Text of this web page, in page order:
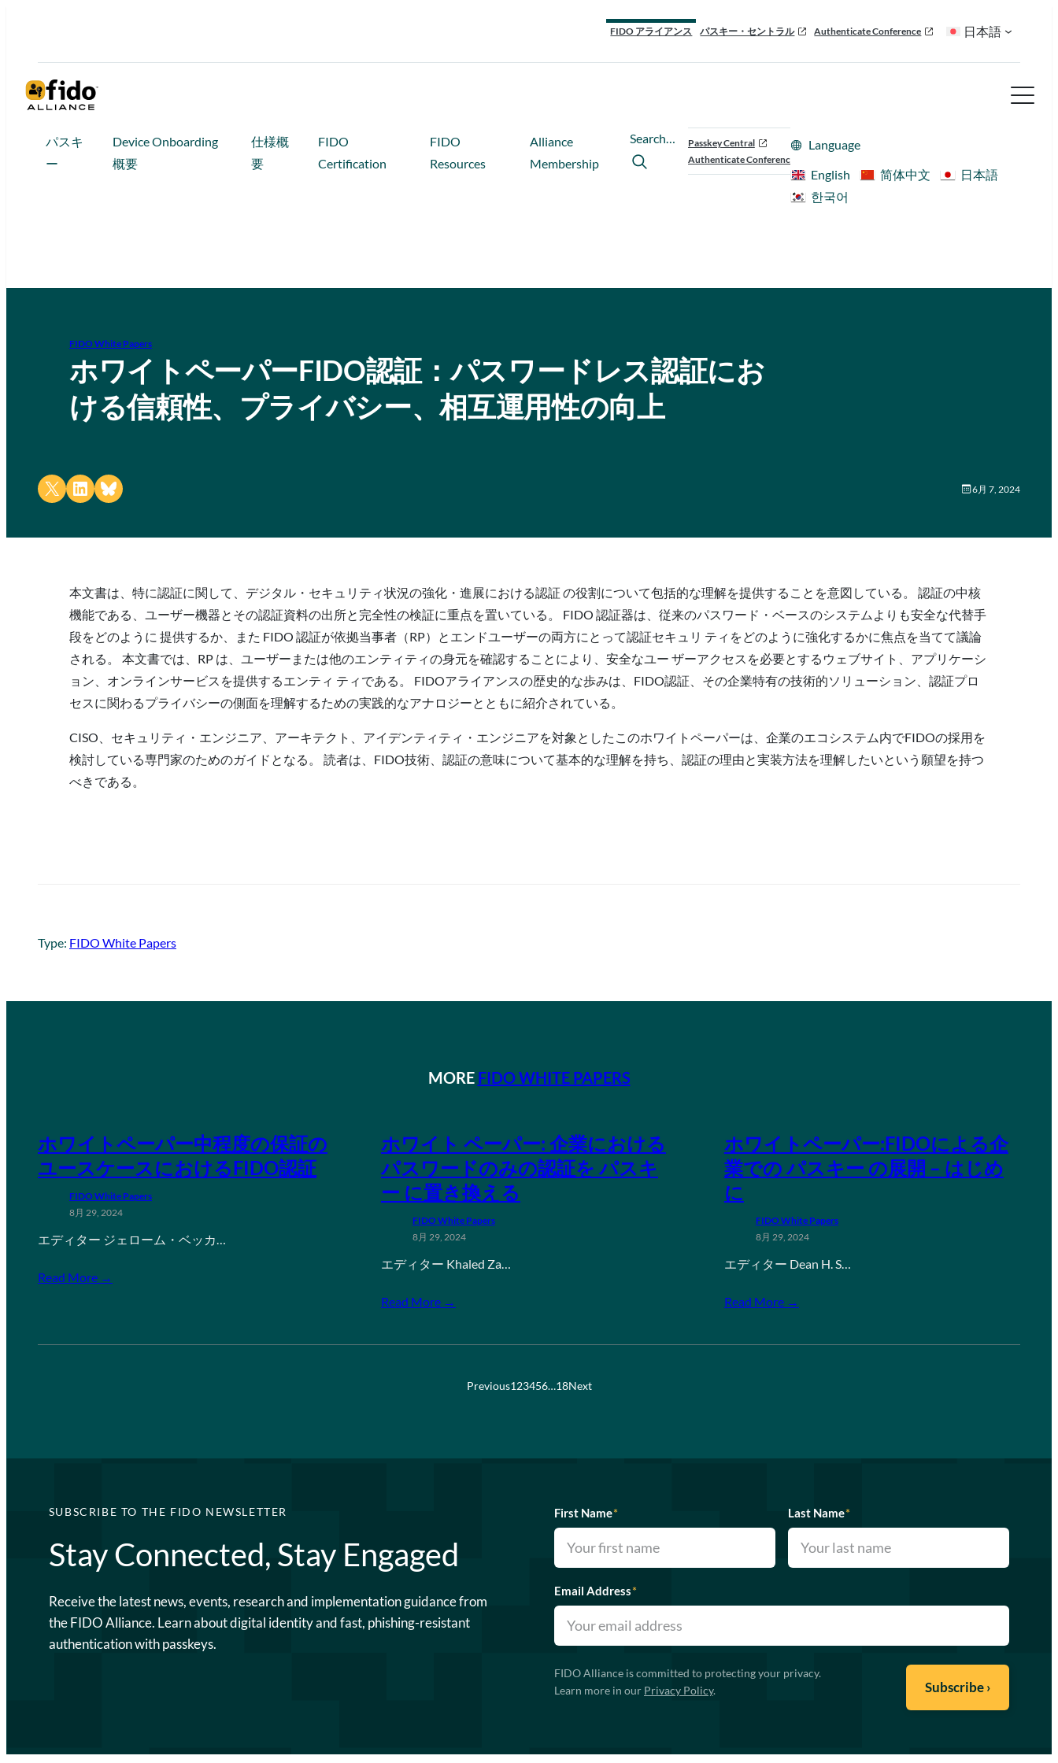
FIDO アライアンス パスキー・セントラル Authenticate Conference 日本語
パスキ
ー
Device Onboarding
概要
仕様概
要
FIDO
Certification
FIDO
Resources
Alliance
Membership
Search…
Passkey Central
Authenticate Conference
Language
English
简体中文
日本語
한국어
FIDO White Papers
ホワイトペーパーFIDO認証：パスワードレス認証にお
ける信頼性、プライバシー、相互運用性の向上
Share on X Share on LinkedIn
Share on Bluesky 6月 7, 2024
本文書は、特に認証に関して、デジタル・セキュリティ状況の強化・進展における認証 の役割について包括的な理解を提供することを意図している。 認証の中核
機能である、ユーザー機器とその認証資料の出所と完全性の検証に重点を置いている。 FIDO 認証器は、従来のパスワード・ベースのシステムよりも安全な代替手
段をどのように 提供するか、また FIDO 認証が依拠当事者（RP）とエンドユーザーの両方にとって認証セキュリ ティをどのように強化するかに焦点を当てて議論
される。 本文書では、RP は、ユーザーまたは他のエンティティの身元を確認することにより、安全なユー ザーアクセスを必要とするウェブサイト、アプリケーシ
ョン、オンラインサービスを提供するエンティ ティである。 FIDOアライアンスの歴史的な歩みは、FIDO認証、その企業特有の技術的ソリューション、認証プロ
セスに関わるプライバシーの側面を理解するための実践的なアナロジーとともに紹介されている。
CISO、セキュリティ・エンジニア、アーキテクト、アイデンティティ・エンジニアを対象としたこのホワイトペーパーは、企業のエコシステム内でFIDOの採用を
検討している専門家のためのガイドとなる。 読者は、FIDO技術、認証の意味について基本的な理解を持ち、認証の理由と実装方法を理解したいという願望を持つ
べきである。
Type: FIDO White Papers
MORE FIDO WHITE PAPERS
ホワイトペーパー中程度の保証の
ユースケースにおけるFIDO認証
FIDO White Papers
8月 29, 2024
エディター ジェローム・ベッカ…
Read More →
ホワイト ペーパー: 企業における
パスワードのみの認証を パスキ
ー に置き換える
FIDO White Papers
8月 29, 2024
エディター Khaled Za…
Read More →
ホワイトペーパー:FIDOによる企
業での パスキー の展開 – はじめ
に
FIDO White Papers
8月 29, 2024
エディター Dean H. S…
Read More →
Previous123456…18Next
SUBSCRIBE TO THE FIDO NEWSLETTER
Stay Connected, Stay Engaged
Receive the latest news, events, research and implementation guidance from
the FIDO Alliance. Learn about digital identity and fast, phishing-resistant
authentication with passkeys.
First Name* Last Name*
Email Address*
FIDO Alliance is committed to protecting your privacy.
Learn more in our Privacy Policy.